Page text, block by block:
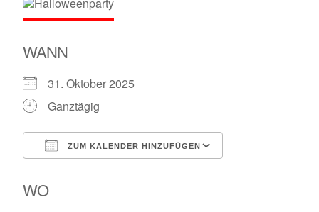
WANN
31. Oktober 2025
Ganztägig
ZUM KALENDER HINZUFÜGEN
WO